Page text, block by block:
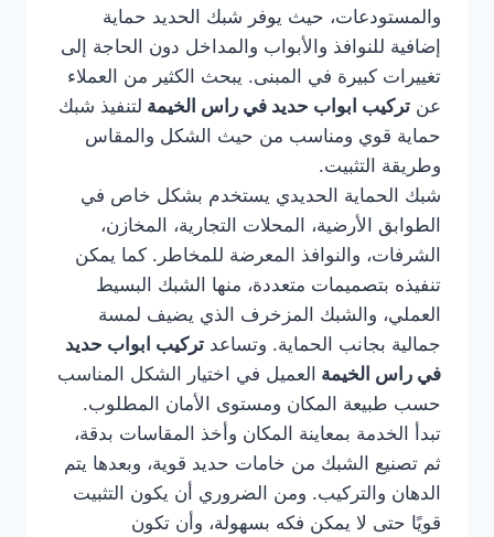
والمستودعات، حيث يوفر شبك الحديد حماية
إضافية للنوافذ والأبواب والمداخل دون الحاجة إلى
تغييرات كبيرة في المبنى. يبحث الكثير من العملاء
عن تركيب ابواب حديد في راس الخيمة لتنفيذ شبك
حماية قوي ومناسب من حيث الشكل والمقاس
وطريقة التثبيت.
شبك الحماية الحديدي يستخدم بشكل خاص في
الطوابق الأرضية، المحلات التجارية، المخازن،
الشرفات، والنوافذ المعرضة للمخاطر. كما يمكن
تنفيذه بتصميمات متعددة، منها الشبك البسيط
العملي، والشبك المزخرف الذي يضيف لمسة
جمالية بجانب الحماية. وتساعد تركيب ابواب حديد
في راس الخيمة العميل في اختيار الشكل المناسب
حسب طبيعة المكان ومستوى الأمان المطلوب.
تبدأ الخدمة بمعاينة المكان وأخذ المقاسات بدقة،
ثم تصنيع الشبك من خامات حديد قوية، وبعدها يتم
الدهان والتركيب. ومن الضروري أن يكون التثبيت
قويًا حتى لا يمكن فكه بسهولة، وأن تكون